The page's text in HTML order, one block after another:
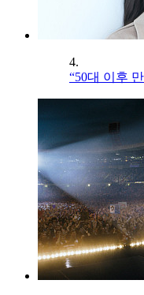
4.
“50대 이후